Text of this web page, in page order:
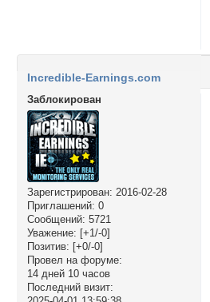
Incredible-Earnings.com
Заблокирован
Зарегистрирован: 2016-02-28
Приглашений: 0
Сообщений: 5721
Уважение: [+1/-0]
Позитив: [+0/-0]
Провел на форуме:
14 дней 10 часов
Последний визит: